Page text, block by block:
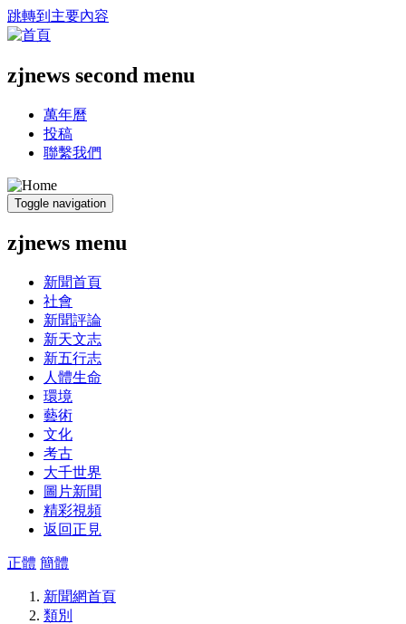
跳轉到主要內容
zjnews second menu
萬年曆
投稿
聯繫我們
Toggle navigation
zjnews menu
新聞首頁
社會
新聞評論
新天文志
新五行志
人體生命
環境
藝術
文化
考古
大千世界
圖片新聞
精彩視頻
返回正見
正體 簡體
新聞網首頁
類別